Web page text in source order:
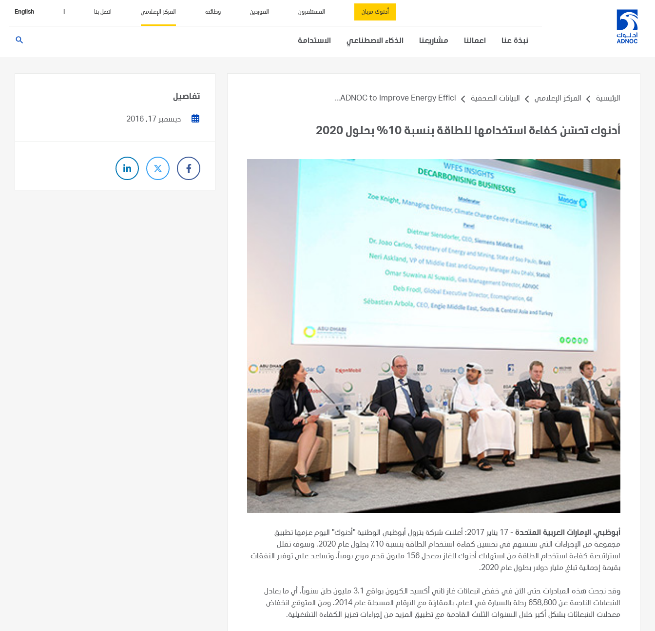
أدنوك مربان المستثمرون الموردين وظائف المركز الإعلامي اتصل بنا English
نبذة عنا اعمالنا مشاريعنا الذكاء الاصطناعي الاستدامة search
الرئيسية المركز الإعلامي البيانات الصحفية ADNOC to Improve Energy Effici...
أدنوك تحسّن كفاءة استخدامها للطاقة بنسبة 10% بحلول 2020
أبوظبي، الإمارات العربية المتحدة
- 17 يناير 2017: أعلنت شركة بترول أبوظبي الوطنية "أدنوك" اليوم عزمها تطبيق
مجموعة من الإجراءات التي ستسهم في تحسين كفاءة استخدام الطاقة بنسبة 10٪ بحلول عام 2020. وسوف تقلل
استراتيجية كفاءة استخدام الطاقة من استهلاك أدنوك للغاز بمعدل 156 مليون قدم مربع يومياً، وتساعد على توفير النفقات
بقيمة إجمالية تبلغ مليار دولار بحلول عام 2020.
وقد نجحت هذه المبادرات حتى الآن في خفض انبعاثات غاز ثاني أكسيد الكربون بواقع 3.1 مليون طن سنوياً، أي ما يعادل
الانبعاثات الناجمة عن 658,800 رحلة بالسيارة في العام، بالمقارنة مع الأرقام المسجلة عام 2014. ومن المتوقع انخفاض
معدلات الانبعاثات بشكل أكبر خلال السنوات الثلاث القادمة مع تطبيق المزيد من إجراءات تعزيز الكفاءة التشغيلية.
تفاصيل
ديسمبر 17, 2016